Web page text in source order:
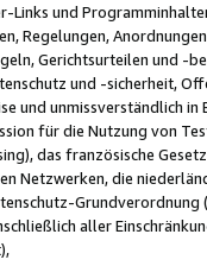
Links und
Regelungen,
Gerichtsurteilen und -
und -sicherheit,
und unmissverständlich
für die Nutzung von
das französische
Netzwerken, die
aller